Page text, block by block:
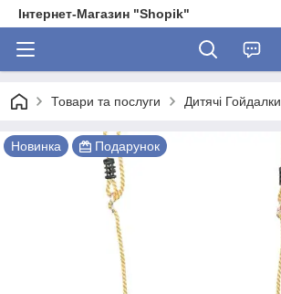
Інтернет-Магазин "Shopik"
Товари та послуги Дитячі Гойдалки
Новинка Подарунок